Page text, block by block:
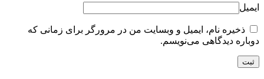
ایمیل
ذخیره نام، ایمیل و وبسایت من در مرورگر برای زمانی که
دوباره دیدگاهی می‌نویسم.